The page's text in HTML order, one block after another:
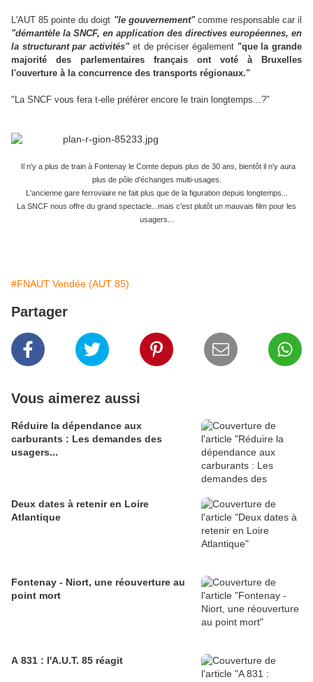
L'AUT 85 pointe du doigt "le gouvernement"comme responsable car il
"démantèle la SNCF, en application des directives européennes, en
la structurant par activités"et de préciser également "que la grande
majorité des parlementaires français ont voté à Bruxelles
l'ouverture à la concurrence des transports régionaux."
"La SNCF vous fera t-elle préférer encore le train longtemps...?"
Il n'y a plus de train à Fontenay le Comte depuis plus de 30 ans, bientôt il n'y aura
plus de pôle d'échanges multi-usages.
L'ancienne gare ferroviaire ne fait plus que de la figuration depuis longtemps...
La SNCF nous offre du grand spectacle...mais c'est plutôt un mauvais film pour les
usagers...
#FNAUT Vendée (AUT 85)
Partager
Vous aimerez aussi
Réduire la dépendance aux
carburants : Les demandes des
usagers...
Deux dates à retenir en Loire
Atlantique
Fontenay - Niort, une réouverture au
point mort
A 831 : l'A.U.T. 85 réagit